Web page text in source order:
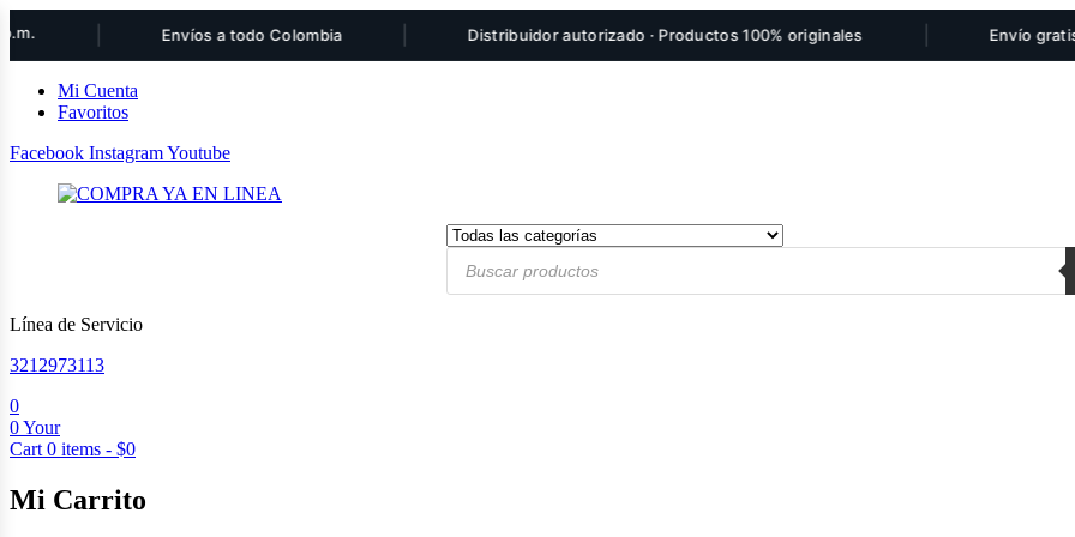
Envíos a todo Colombia Distribuidor autorizado · Productos 100% originales Envío gratis por
Mi Cuenta
Favoritos
Facebook InstagramYoutube
Products
search
Línea de Servicio
3212973113
0
0Your
Cart 0 items - $0
Mi Carrito